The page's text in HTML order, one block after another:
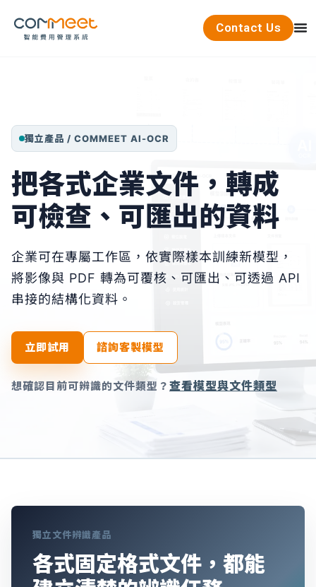
Contact Us
獨立產品 / COMMEET AI-OCR
把各式企業文件，轉成
可檢查、可匯出的資料
企業可在專屬工作區，依實際樣本訓練新模型，
將影像與 PDF 轉為可覆核、可匯出、可透過 API
串接的結構化資料。
立即試用 諮詢客製模型
想確認目前可辨識的文件類型？ 查看模型與文件類型
獨立文件辨識產品
各式固定格式文件，都能